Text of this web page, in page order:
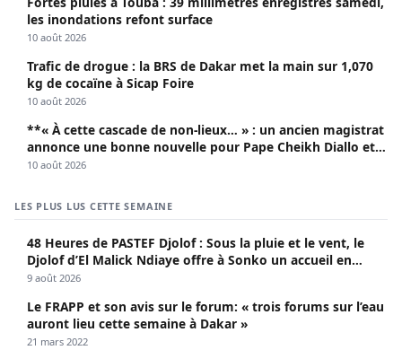
les inondations refont surface
10 août 2026
Trafic de drogue : la BRS de Dakar met la main sur 1,070
kg de cocaïne à Sicap Foire
10 août 2026
**« À cette cascade de non-lieux… » : un ancien magistrat
annonce une bonne nouvelle pour Pape Cheikh Diallo et
Cie**
10 août 2026
LES PLUS LUS CETTE SEMAINE
48 Heures de PASTEF Djolof : Sous la pluie et le vent, le
Djolof d’El Malick Ndiaye offre à Sonko un accueil en
apothéose
9 août 2026
Le FRAPP et son avis sur le forum: « trois forums sur l’eau
auront lieu cette semaine à Dakar »
21 mars 2022